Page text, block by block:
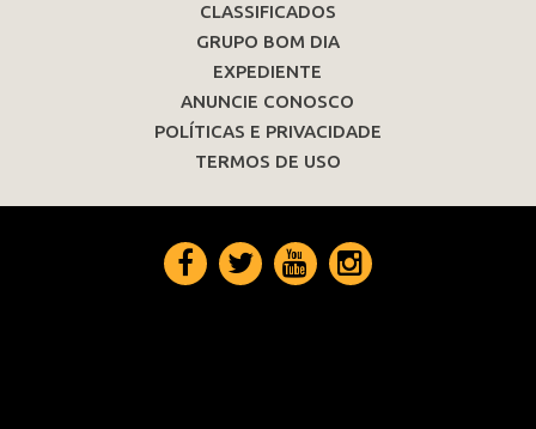
CLASSIFICADOS
GRUPO BOM DIA
EXPEDIENTE
ANUNCIE CONOSCO
POLÍTICAS E PRIVACIDADE
TERMOS DE USO